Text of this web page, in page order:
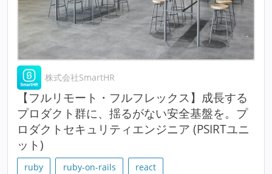
株式会社SmartHR
【フルリモート・フルフレックス】成長する
プロダクト群に、揺るがない安全基盤を。プ
ロダクトセキュリティエンジニア (PSIRTユニ
ット)
ruby ruby-on-rails react